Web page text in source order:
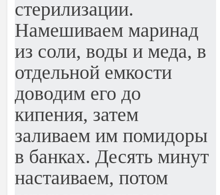
стерилизации.
Намешиваем маринад
из соли, воды и меда, в
отдельной емкости
доводим его до
кипения, затем
заливаем им помидоры
в банках. Десять минут
настаиваем, потом